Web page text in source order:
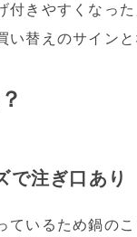
付きやすくなっ
い替えのサイン
で注ぎ口あり
ているため鍋